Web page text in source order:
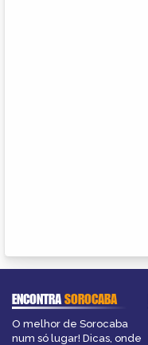
ENCONTRASOROCABA
O melhor de Sorocaba
num só lugar! Dicas, onde